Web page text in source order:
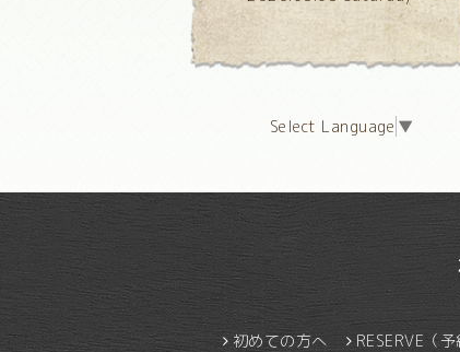
Select Language ▼
初めての方へ RESERVE（予